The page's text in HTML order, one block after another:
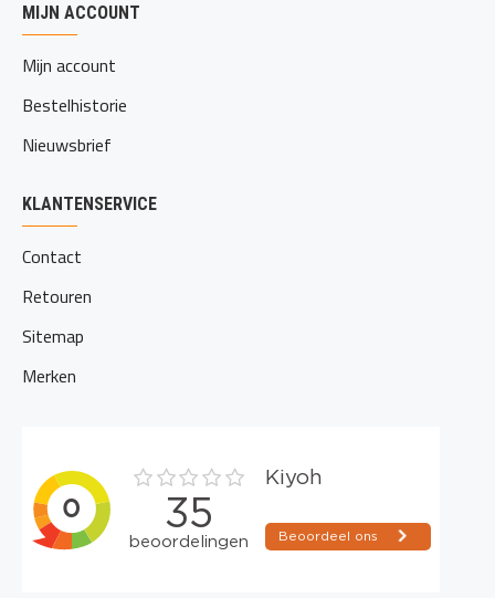
MIJN ACCOUNT
Mijn account
Bestelhistorie
Nieuwsbrief
KLANTENSERVICE
Contact
Retouren
Sitemap
Merken